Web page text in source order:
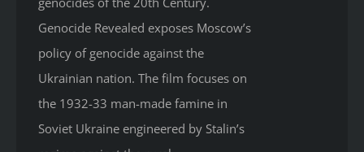
Genocide Revealed exposes Moscow’s
policy of genocide against the
Ukrainian nation. The film focuses on
the 1932-33 man-made famine in
Soviet Ukraine engineered by Stalin’s